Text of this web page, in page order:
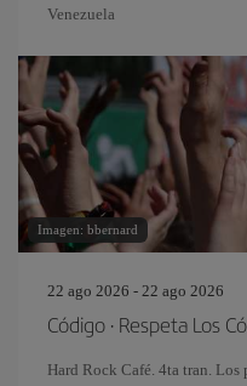
Venezuela
Imagen: bbernard
22 ago 2026 - 22 ago 2026
Código · Respeta Los
Hard Rock Café. 4ta tran. Los